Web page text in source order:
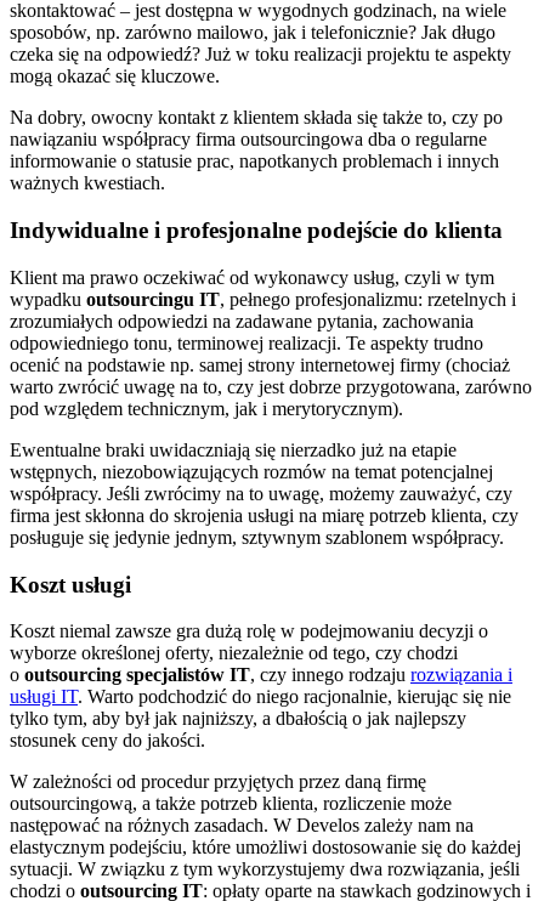
skontaktować – jest dostępna w wygodnych godzinach, na wiele
sposobów, np. zarówno mailowo, jak i telefonicznie? Jak długo
czeka się na odpowiedź? Już w toku realizacji projektu te aspekty
mogą okazać się kluczowe.
Na dobry, owocny kontakt z klientem składa się także to, czy po
nawiązaniu współpracy firma outsourcingowa dba o regularne
informowanie o statusie prac, napotkanych problemach i innych
ważnych kwestiach.
Indywidualne i profesjonalne podejście do klienta
Klient ma prawo oczekiwać od wykonawcy usług, czyli w tym
wypadku outsourcingu IT, pełnego profesjonalizmu: rzetelnych i
zrozumiałych odpowiedzi na zadawane pytania, zachowania
odpowiedniego tonu, terminowej realizacji. Te aspekty trudno
ocenić na podstawie np. samej strony internetowej firmy (chociaż
warto zwrócić uwagę na to, czy jest dobrze przygotowana, zarówno
pod względem technicznym, jak i merytorycznym).
Ewentualne braki uwidaczniają się nierzadko już na etapie
wstępnych, niezobowiązujących rozmów na temat potencjalnej
współpracy. Jeśli zwrócimy na to uwagę, możemy zauważyć, czy
firma jest skłonna do skrojenia usługi na miarę potrzeb klienta, czy
posługuje się jedynie jednym, sztywnym szablonem współpracy.
Koszt usługi
Koszt niemal zawsze gra dużą rolę w podejmowaniu decyzji o
wyborze określonej oferty, niezależnie od tego, czy chodzi
o outsourcing specjalistów IT, czy innego rodzaju rozwiązania i
usługi IT. Warto podchodzić do niego racjonalnie, kierując się nie
tylko tym, aby był jak najniższy, a dbałością o jak najlepszy
stosunek ceny do jakości.
W zależności od procedur przyjętych przez daną firmę
outsourcingową, a także potrzeb klienta, rozliczenie może
następować na różnych zasadach. W Develos zależy nam na
elastycznym podejściu, które umożliwi dostosowanie się do każdej
sytuacji. W związku z tym wykorzystujemy dwa rozwiązania, jeśli
chodzi o outsourcing IT: opłaty oparte na stawkach godzinowych i